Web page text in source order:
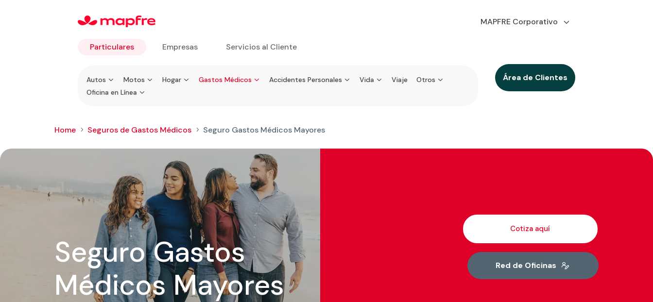
MAPFRE Corporativo
Área de Clientes
Particulares
Ir a
Particulares
Autos Motos Hogar Gastos Médicos Accidentes Personales Vida Viaje
Otros
Oficina en Línea
Empresas Servicios al Cliente
Home 5 Seguros de Gastos Médicos 5 Seguro Gastos Médicos Mayores
Seguro Gastos
Médicos Mayores
Cotiza aquí
Red de Oficinas